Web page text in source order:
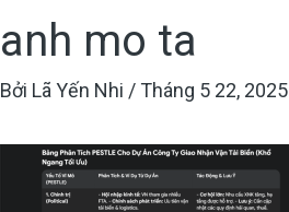
anh mo ta
Bởi Lã Yến Nhi / Tháng 5 22, 2025